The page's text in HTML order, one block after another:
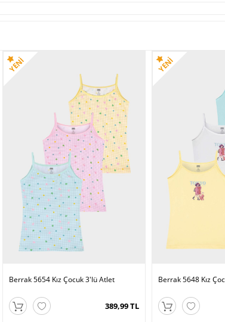
Çocuk
Alıştırma Body
94,99 TL
Berrak 2508 Kız Çocuk
Berrak 5654 Kız Çocuk 3'lü Atlet
389,99 TL
Berrak 5648 Kız